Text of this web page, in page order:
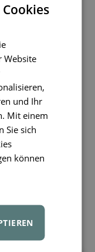
Website
und Ihr
Mit einem
Sie sich
können